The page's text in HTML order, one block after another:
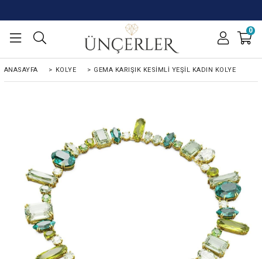
0
ANASAYFA > KOLYE > GEMA KARIŞIK KESIMLI YEŞIL KADIN KOLYE